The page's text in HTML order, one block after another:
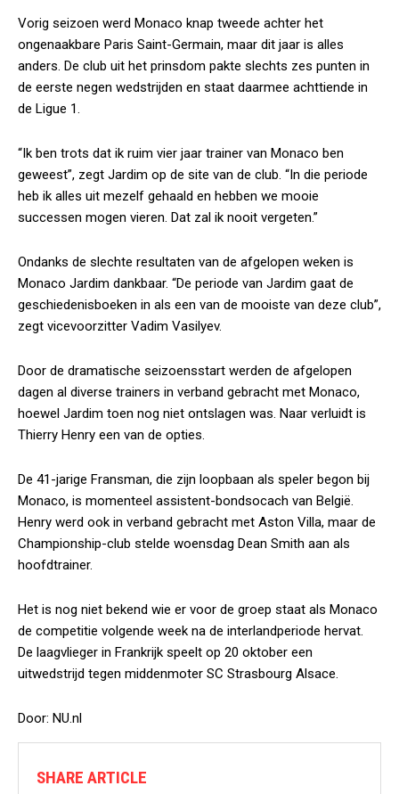
Vorig seizoen werd Monaco knap tweede achter het
ongenaakbare Paris Saint-Germain, maar dit jaar is alles
anders. De club uit het prinsdom pakte slechts zes punten in
de eerste negen wedstrijden en staat daarmee achttiende in
de Ligue 1.
“Ik ben trots dat ik ruim vier jaar trainer van Monaco ben
geweest”, zegt Jardim op de site van de club. “In die periode
heb ik alles uit mezelf gehaald en hebben we mooie
successen mogen vieren. Dat zal ik nooit vergeten.”
Ondanks de slechte resultaten van de afgelopen weken is
Monaco Jardim dankbaar. “De periode van Jardim gaat de
geschiedenisboeken in als een van de mooiste van deze club”,
zegt vicevoorzitter Vadim Vasilyev.
Door de dramatische seizoensstart werden de afgelopen
dagen al diverse trainers in verband gebracht met Monaco,
hoewel Jardim toen nog niet ontslagen was. Naar verluidt is
Thierry Henry een van de opties.
De 41-jarige Fransman, die zijn loopbaan als speler begon bij
Monaco, is momenteel assistent-bondsocach van België.
Henry werd ook in verband gebracht met Aston Villa, maar de
Championship-club stelde woensdag Dean Smith aan als
hoofdtrainer.
Het is nog niet bekend wie er voor de groep staat als Monaco
de competitie volgende week na de interlandperiode hervat.
De laagvlieger in Frankrijk speelt op 20 oktober een
uitwedstrijd tegen middenmoter SC Strasbourg Alsace.
Door: NU.nl
SHARE ARTICLE